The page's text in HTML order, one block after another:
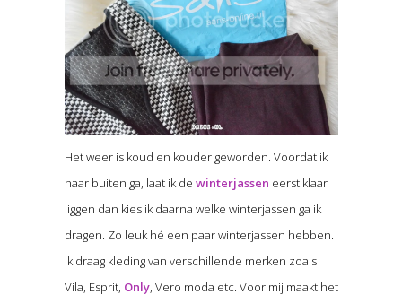
Het weer is koud en kouder geworden. Voordat ik
naar buiten ga, laat ik de winterjassen eerst klaar
liggen dan kies ik daarna welke winterjassen ga ik
dragen. Zo leuk hé een paar winterjassen hebben.
Ik draag kleding van verschillende merken zoals
Vila, Esprit, Only, Vero moda etc. Voor mij maakt het